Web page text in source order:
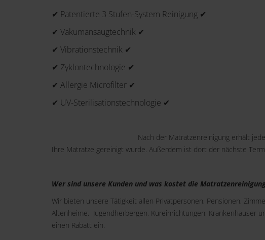
✔ Patentierte 3 Stufen-System Reinigung ✔
✔ Vakumansaugtechnik ✔
✔ Vibrationstechnik ✔
✔ Zyklontechnologie ✔
✔ Allergie Microfilter ✔
✔ UV-Sterilisationstechnologie ✔
Nach der Matratzenreinigung erhält
Ihre Matratze gereinigt wurde. Außerdem ist dort der nächste
Wer sind unsere Kunden und was kostet die
Wir bieten unsere Tätigkeit allen Privatpersonen, Pensionen,
Altenheime, Jugendherbergen, Kureinrichtungen, Krankenhäuser
einen Rabatt ein.